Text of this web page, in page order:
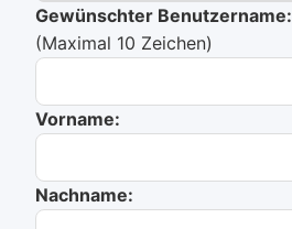
Gewünschter Benutzername:
(Maximal 10 Zeichen)
Vorname:
Nachname: